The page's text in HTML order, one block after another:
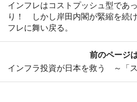
前のページ
インフラ投資が日本を救う ～「
インフレはコストプッシュ型であ
り！ しかし岸田内閣が緊縮を続
フレに舞い戻る。